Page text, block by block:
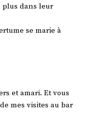
plus dans leur
se marie à
et amari. Et vous
mes visites au bar